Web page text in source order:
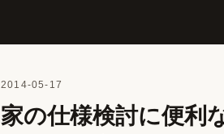
2014-05-17
家の仕様検討に便利